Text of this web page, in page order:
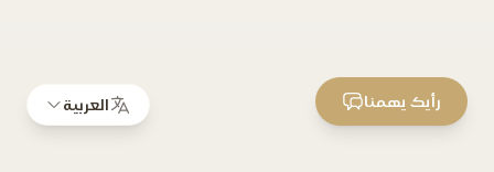
العربية رأيك يهمنا